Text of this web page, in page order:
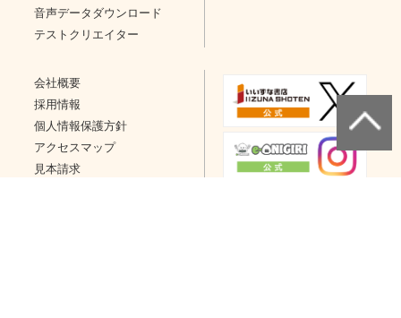
音声データダウンロード
テストクリエイター
会社概要
採用情報
個人情報保護方針
アクセスマップ
見本請求